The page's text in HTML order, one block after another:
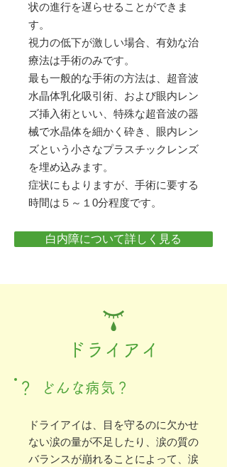
状の進行を遅らせることができま
す。
視力の低下が激しい場合、有効な治
療法は手術のみです。
最も一般的な手術の方法は、超音波
水晶体乳化吸引術、および眼内レン
ズ挿入術といい、特殊な超音波の器
械で水晶体を細かく砕き、眼内レン
ズという小さなプラスチックレンズ
を埋め込みます。
症状にもよりますが、手術に要する
時間は５～１0分程度です。
白内障について詳しく見る
ドライアイ
？ どんな病気？
ドライアイは、目を守るのに欠かせ
ない涙の量が不足したり、涙の質の
バランスが崩れることによって、涙